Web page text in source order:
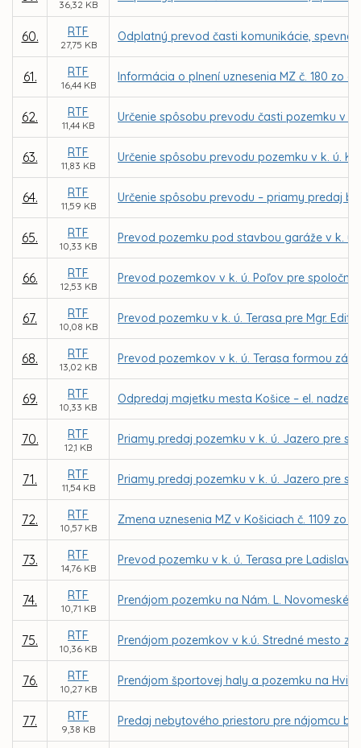
36,32 KB
60. RTF
27,75 KB
Odplatný prevod časti komunikácie,
61. RTF
16,44 KB
Informácia o plnení uznesenia MZ č. 180 zo
62. RTF
11,44 KB
Určenie spôsobu prevodu časti pozemku v
63. RTF
11,83 KB
Určenie spôsobu prevodu pozemku v k. ú.
64. RTF
11,59 KB
Určenie spôsobu prevodu – priamy predaj
65. RTF
10,33 KB
Prevod pozemku pod stavbou garáže v k. ú.
66. RTF
12,53 KB
Prevod pozemkov v k. ú. Poľov pre
67. RTF
10,08 KB
Prevod pozemku v k. ú. Terasa pre Mgr.
68. RTF
13,02 KB
Prevod pozemkov v k. ú. Terasa formou
69. RTF
10,33 KB
Odpredaj majetku mesta Košice – el.
70. RTF
12,1 KB
Priamy predaj pozemku v k. ú. Jazero pre
71. RTF
11,54 KB
Priamy predaj pozemku v k. ú. Jazero pre
72. RTF
10,57 KB
Zmena uznesenia MZ v Košiciach č. 1109 zo
73. RTF
14,76 KB
Prevod pozemku v k. ú. Terasa pre
74. RTF
10,71 KB
Prenájom pozemku na Nám. L.
75. RTF
10,36 KB
Prenájom pozemkov v k.ú. Stredné mesto
76. RTF
10,27 KB
Prenájom športovej haly a pozemku na
77. RTF
9,38 KB
Predaj nebytového priestoru pre nájomcu